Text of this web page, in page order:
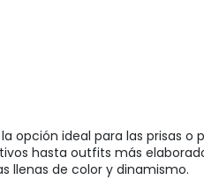
ideal para las prisas o
hasta outfits más
llenas de color y dinamismo.